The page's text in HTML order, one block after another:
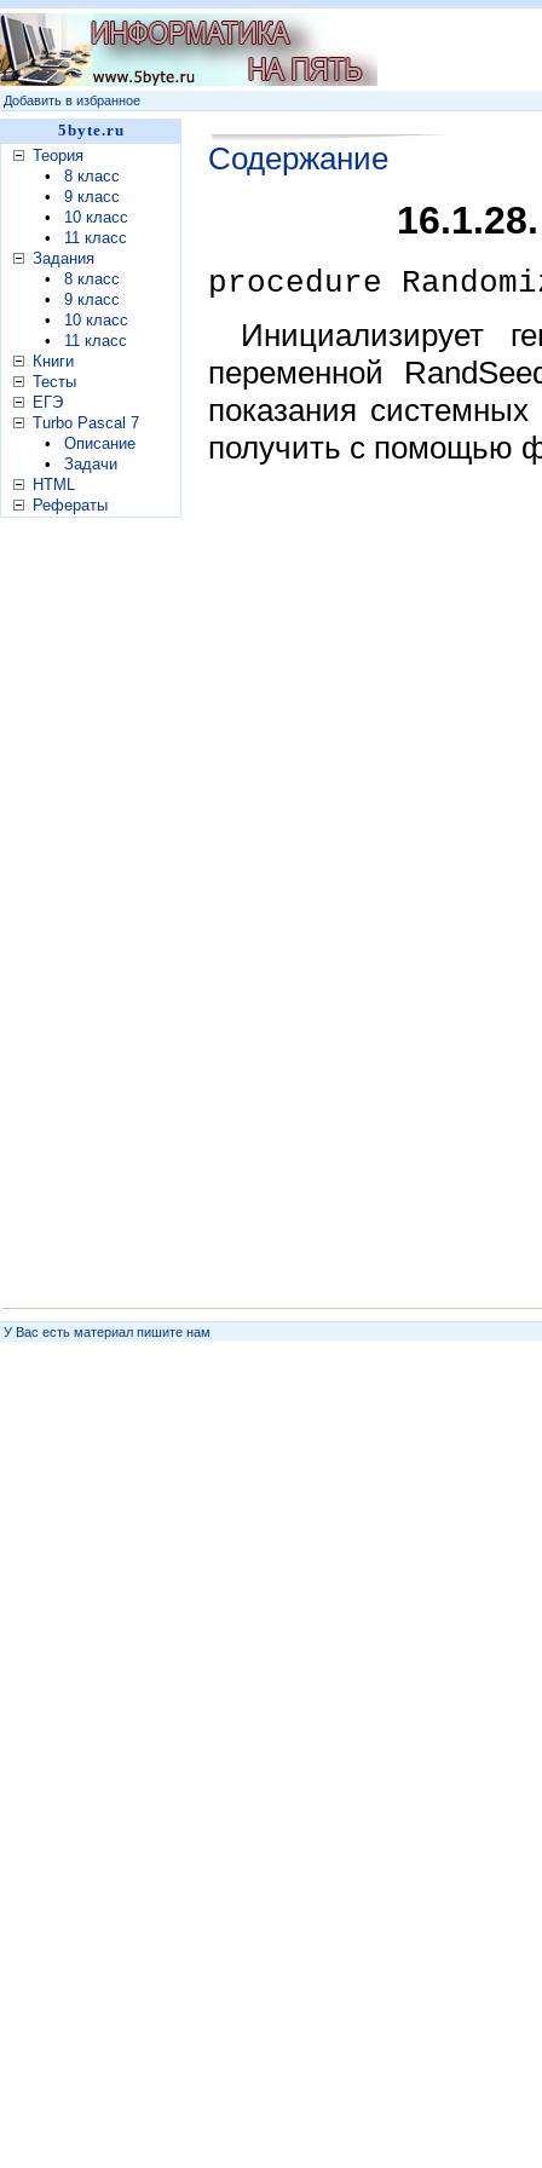
Добавить в избранное
5byte.ru
Теория
•
8 класс
•
9 класс
•
10 класс
•
11 класс
Задания
•
8 класс
•
9 класс
•
10 класс
•
11 класс
Книги
Тесты
ЕГЭ
Turbo Pascal 7
•
Описание
•
Задачи
HTML
Рефераты
Содержание
procedure
Инициализирует
переменной
показания
получить с помощью
У Вас есть материал пишите нам